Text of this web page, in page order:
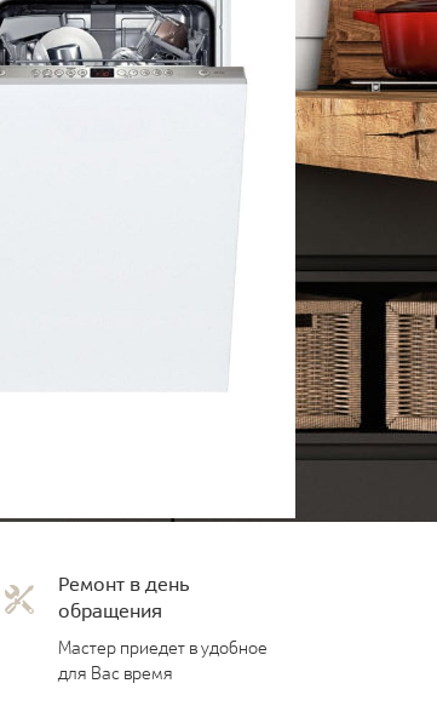
Ремонт в день
обращения
Мастер приедет в удобное
для Вас время